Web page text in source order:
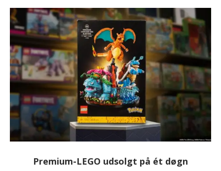
Premium-LEGO udsolgt på ét døgn